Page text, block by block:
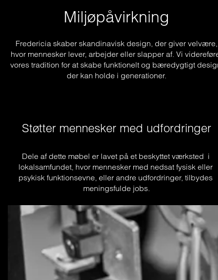
Miljøpåvirkning
Fredericia skaber skandinavisk design, der giver velvære,
hvor mennesker lever, arbejder eller slapper af. Vi
vores tradition for at skabe funktionelt og bæredygtigt
der kan holde i generationer.
Støtter mennesker med udfordringer
Dele af dette møbel er lavet på et beskyttet værksted  i
lokalsamfundet, hvor mennesker med nedsat fysisk eller
psykisk funktionsevne, eller andre udfordringer, tilbydes
meningsfulde jobs.